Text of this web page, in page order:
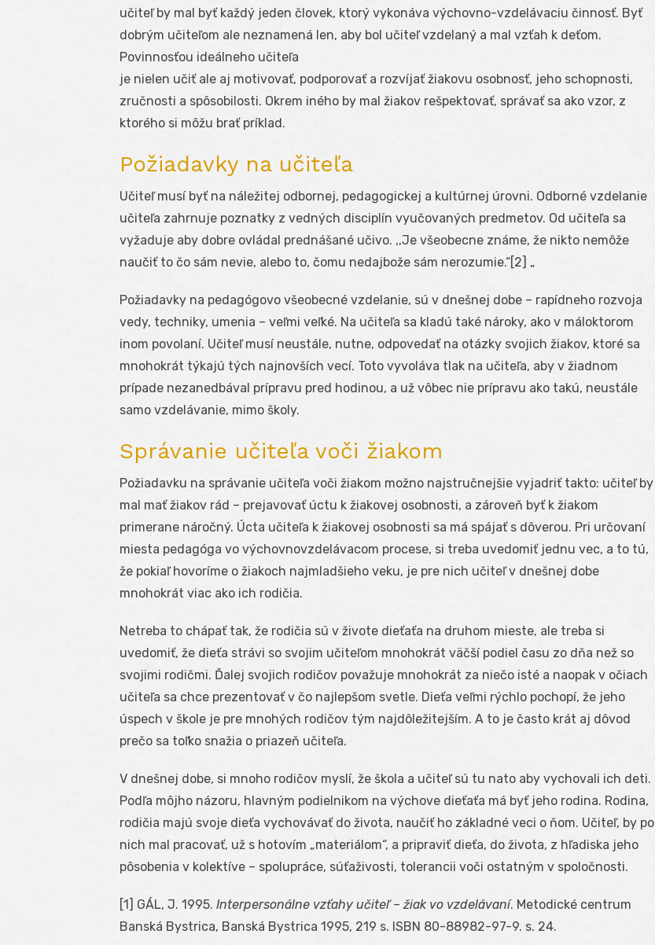
učiteľ by mal byť každý jeden človek, ktorý vykonáva výchovno-vzdelávaciu činnosť. Byť
dobrým učiteľom ale neznamená len, aby bol učiteľ vzdelaný a mal vzťah k deťom.
Povinnosťou ideálneho učiteľa
je nielen učiť ale aj motivovať, podporovať a rozvíjať žiakovu osobnosť, jeho schopnosti,
zručnosti a spôsobilosti. Okrem iného by mal žiakov rešpektovať, správať sa ako vzor, z
ktorého si môžu brať príklad.
Požiadavky na učiteľa
Učiteľ musí byť na náležitej odbornej, pedagogickej a kultúrnej úrovni. Odborné vzdelanie
učiteľa zahrnuje poznatky z vedných disciplín vyučovaných predmetov. Od učiteľa sa
vyžaduje aby dobre ovládal prednášané učivo. ,,Je všeobecne známe, že nikto nemôže
naučiť to čo sám nevie, alebo to, čomu nedajbože sám nerozumie.“[2] „
Požiadavky na pedagógovo všeobecné vzdelanie, sú v dnešnej dobe – rapídneho rozvoja
vedy, techniky, umenia – veľmi veľké. Na učiteľa sa kladú také nároky, ako v máloktorom
inom povolaní. Učiteľ musí neustále, nutne, odpovedať na otázky svojich žiakov, ktoré sa
mnohokrát týkajú tých najnovších vecí. Toto vyvoláva tlak na učiteľa, aby v žiadnom
prípade nezanedbával prípravu pred hodinou, a už vôbec nie prípravu ako takú, neustále
samo vzdelávanie, mimo školy.
Správanie učiteľa voči žiakom
Požiadavku na správanie učiteľa voči žiakom možno najstručnejšie vyjadriť takto: učiteľ by
mal mať žiakov rád – prejavovať úctu k žiakovej osobnosti, a zároveň byť k žiakom
primerane náročný. Úcta učiteľa k žiakovej osobnosti sa má spájať s dôverou. Pri určovaní
miesta pedagóga vo výchovnovzdelávacom procese, si treba uvedomiť jednu vec, a to tú,
že pokiaľ hovoríme o žiakoch najmladšieho veku, je pre nich učiteľ v dnešnej dobe
mnohokrát viac ako ich rodičia.
Netreba to chápať tak, že rodičia sú v živote dieťaťa na druhom mieste, ale treba si
uvedomiť, že dieťa strávi so svojim učiteľom mnohokrát väčší podiel času zo dňa než so
svojimi rodičmi. Ďalej svojich rodičov považuje mnohokrát za niečo isté a naopak v očiach
učiteľa sa chce prezentovať v čo najlepšom svetle. Dieťa veľmi rýchlo pochopí, že jeho
úspech v škole je pre mnohých rodičov tým najdôležitejším. A to je často krát aj dôvod
prečo sa toľko snažia o priazeň učiteľa.
V dnešnej dobe, si mnoho rodičov myslí, že škola a učiteľ sú tu nato aby vychovali ich deti.
Podľa môjho názoru, hlavným podielnikom na výchove dieťaťa má byť jeho rodina. Rodina,
rodičia majú svoje dieťa vychovávať do života, naučiť ho základné veci o ňom. Učiteľ, by po
nich mal pracovať, už s hotovím „materiálom“, a pripraviť dieťa, do života, z hľadiska jeho
pôsobenia v kolektíve – spolupráce, súťaživosti, tolerancii voči ostatným v spoločnosti.
[1] GÁL, J. 1995. Interpersonálne vzťahy učiteľ – žiak vo vzdelávaní. Metodické centrum
Banská Bystrica, Banská Bystrica 1995, 219 s. ISBN 80-88982-97-9. s. 24.